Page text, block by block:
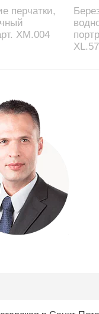
перчатки,
XM.004